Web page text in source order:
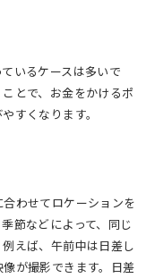
いるケースは多いで
とで、お金をかけるポ
すくなります。
わせてロケーションを
節などによって、同じ
えば、午前中は日差し
が撮影できます。日差